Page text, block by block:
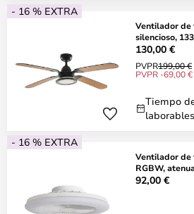
- 16 % EXTRA
Ventilador de
silencioso,
130,00 €
PVPR199,00 €
PVPR -69,00 €
Tiempo
laborables
- 16 % EXTRA
Ventilador de
RGBW,
92,00 €